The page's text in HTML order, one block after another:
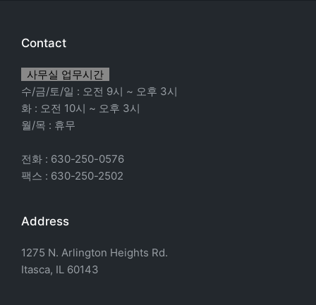
Contact
사무실 업무시간
수/금/토/일 : 오전 9시 ~ 오후 3시
화 : 오전 10시 ~ 오후 3시
월/목 : 휴무
전화 : 630-250-0576
팩스 : 630-250-2502
Address
1275 N. Arlington Heights Rd.
Itasca, IL 60143